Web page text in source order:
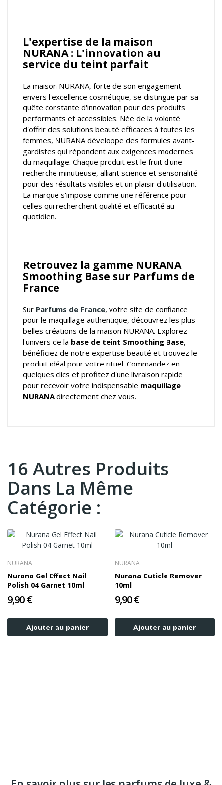
L'expertise de la maison
NURANA : L'innovation au
service du teint parfait
La maison NURANA, forte de son engagement
envers l'excellence cosmétique, se distingue par sa
quête constante d'innovation pour des produits
performants et accessibles. Née de la volonté
d'offrir des solutions beauté efficaces à toutes les
femmes, NURANA développe des formules avant-
gardistes qui répondent aux exigences modernes
du maquillage. Chaque produit est le fruit d'une
recherche minutieuse, alliant science et sensorialité
pour des résultats visibles et un plaisir d'utilisation.
La marque s'impose comme une référence pour
celles qui recherchent qualité et efficacité au
quotidien.
Retrouvez la gamme NURANA
Smoothing Base sur Parfums de
France
Sur Parfums de France, votre site de confiance
pour le maquillage authentique, découvrez les plus
belles créations de la maison NURANA. Explorez
l'univers de la base de teint Smoothing Base,
bénéficiez de notre expertise beauté et trouvez le
produit idéal pour votre rituel. Commandez en
quelques clics et profitez d'une livraison rapide
pour recevoir votre indispensable maquillage
NURANAdirectement chez vous.
16 Autres Produits
Dans La Même
Catégorie :
NURANA
Nurana Gel Effect Nail
Polish 04 Garnet 10ml
9,90 €
Ajouter au panier
NURANA
Nurana Cuticle Remover
10ml
9,90 €
Ajouter au panier